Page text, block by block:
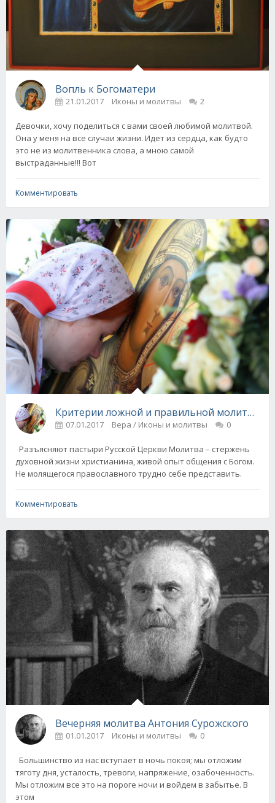
Вопль к Богоматери
21.01.2017 Иконы и молитвы 2
Девочки, хочу поделиться с вами своей любимой молитвой.
Она у меня на все случаи жизни. Идет из сердца, как будто
это не из молитвенника слова, а мною самой
выстраданные!!! Вот
Комментировать
Критерии ложной и правильной молитвы
07.01.2017 Вера / Иконы и молитвы 0
Разъясняют пастыри Русской Церкви Молитва – стержень
духовной жизни христианина, живой опыт общения с Богом.
Не молящегося православного трудно себе представить.
Комментировать
Вечерняя молитва Антония Сурожского
01.01.2017 Иконы и молитвы 0
Большинство из нас вступает в ночь покоя; мы отложим
тяготу дня, усталость, тpевоги, напpяжение, озабоченность.
Мы отложим все это на поpоге ночи и войдем в забытье. В
этом